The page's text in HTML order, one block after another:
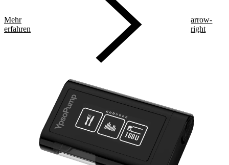
Mehr
erfahren
arrow-
right